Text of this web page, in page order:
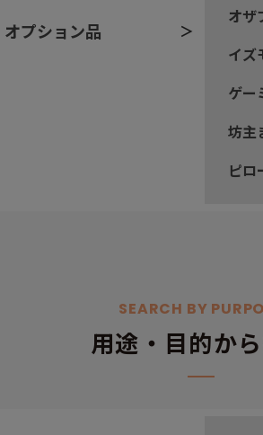
オプション品
オザ
イズ
ゲー
坊主
ピロ
SEARCH BY
用途・目的か